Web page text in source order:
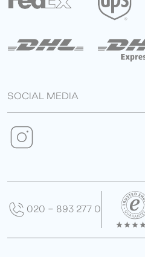
SOCIAL MEDIA
020 - 893 277 0